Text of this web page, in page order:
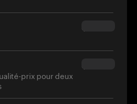
$54.90
prix pour deux
$34.95